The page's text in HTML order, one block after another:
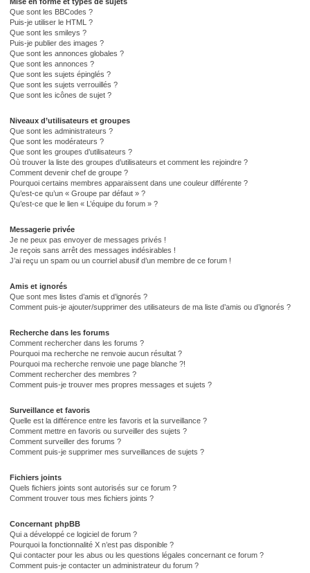
Que sont les BBCodes ?
Puis-je utiliser le HTML ?
Que sont les smileys ?
Puis-je publier des images ?
Que sont les annonces globales ?
Que sont les annonces ?
Que sont les sujets épinglés ?
Que sont les sujets verrouillés ?
Que sont les icônes de sujet ?
Niveaux d’utilisateurs et groupes
Que sont les administrateurs ?
Que sont les modérateurs ?
Que sont les groupes d’utilisateurs ?
Où trouver la liste des groupes d’utilisateurs et comment les rejoindre ?
Comment devenir chef de groupe ?
Pourquoi certains membres apparaissent dans une couleur différente ?
Qu’est-ce qu’un « Groupe par défaut » ?
Qu’est-ce que le lien « L’équipe du forum » ?
Messagerie privée
Je ne peux pas envoyer de messages privés !
Je reçois sans arrêt des messages indésirables !
J’ai reçu un spam ou un courriel abusif d’un membre de ce forum !
Amis et ignorés
Que sont mes listes d’amis et d’ignorés ?
Comment puis-je ajouter/supprimer des utilisateurs de ma liste d’amis ou d’ignorés ?
Recherche dans les forums
Comment rechercher dans les forums ?
Pourquoi ma recherche ne renvoie aucun résultat ?
Pourquoi ma recherche renvoie une page blanche ?!
Comment rechercher des membres ?
Comment puis-je trouver mes propres messages et sujets ?
Surveillance et favoris
Quelle est la différence entre les favoris et la surveillance ?
Comment mettre en favoris ou surveiller des sujets ?
Comment surveiller des forums ?
Comment puis-je supprimer mes surveillances de sujets ?
Fichiers joints
Quels fichiers joints sont autorisés sur ce forum ?
Comment trouver tous mes fichiers joints ?
Concernant phpBB
Qui a développé ce logiciel de forum ?
Pourquoi la fonctionnalité X n’est pas disponible ?
Qui contacter pour les abus ou les questions légales concernant ce forum ?
Comment puis-je contacter un administrateur du forum ?